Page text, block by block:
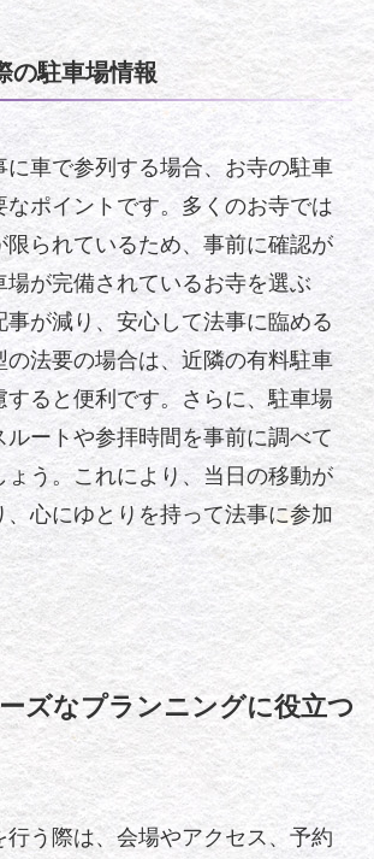
の駐車場情報
に車で参列する場合、お寺の駐車
なポイントです。多くのお寺では
限られているため、事前に確認が
場が完備されているお寺を選ぶ
事が減り、安心して法事に臨める
の法要の場合は、近隣の有料駐車
すると便利です。さらに、駐車場
ルートや参拝時間を事前に調べて
ょう。これにより、当日の移動が
、心にゆとりを持って法事に参加
ズなプランニングに役立つ
行う際は、会場やアクセス、予約